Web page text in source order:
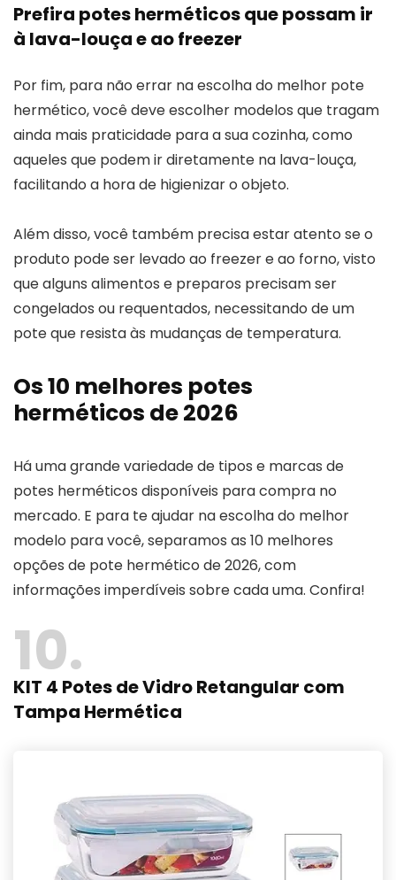
Prefira potes herméticos que possam ir
à lava-louça e ao freezer
Por fim, para não errar na escolha do melhor pote
hermético, você deve escolher modelos que tragam
ainda mais praticidade para a sua cozinha, como
aqueles que podem ir diretamente na lava-louça,
facilitando a hora de higienizar o objeto.
Além disso, você também precisa estar atento se o
produto pode ser levado ao freezer e ao forno, visto
que alguns alimentos e preparos precisam ser
congelados ou requentados, necessitando de um
pote que resista às mudanças de temperatura.
Os 10 melhores potes
herméticos de 2026
Há uma grande variedade de tipos e marcas de
potes herméticos disponíveis para compra no
mercado. E para te ajudar na escolha do melhor
modelo para você, separamos as 10 melhores
opções de pote hermético de 2026, com
informações imperdíveis sobre cada uma. Confira!
10
KIT 4 Potes de Vidro Retangular com
Tampa Hermética